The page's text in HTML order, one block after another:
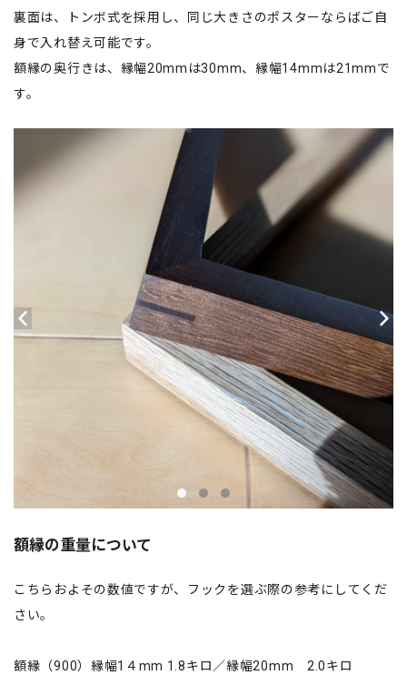
裏面は、トンボ式を採用し、同じ大きさのポスターならばご自
身で入れ替え可能です。
額縁の奥行きは、縁幅20mmは30mm、縁幅14mmは21mmで
す。
額縁の重量について
こちらおよその数値ですが、フックを選ぶ際の参考にしてくだ
さい。
額縁（900）縁幅1４mm 1.8キロ／縁幅20mm 2.0キロ